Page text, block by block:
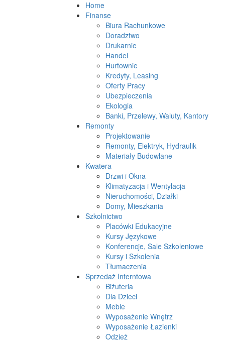
Home
Finanse
Biura Rachunkowe
Doradztwo
Drukarnie
Handel
Hurtownie
Kredyty, Leasing
Oferty Pracy
Ubezpieczenia
Ekologia
Banki, Przelewy, Waluty, Kantory
Remonty
Projektowanie
Remonty, Elektryk, Hydraulik
Materiały Budowlane
Kwatera
Drzwi i Okna
Klimatyzacja i Wentylacja
Nieruchomości, Działki
Domy, Mieszkania
Szkolnictwo
Placówki Edukacyjne
Kursy Językowe
Konferencje, Sale Szkoleniowe
Kursy i Szkolenia
Tłumaczenia
Sprzedaż Interntowa
Biżuteria
Dla Dzieci
Meble
Wyposażenie Wnętrz
Wyposażenie Łazienki
Odzież